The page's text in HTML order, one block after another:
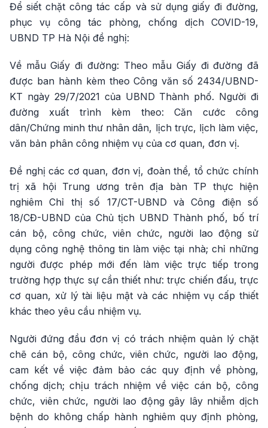
Để siết chặt công tác cấp và sử dụng giấy đi đường,
phục vụ công tác phòng, chống dịch COVID-19,
UBND TP Hà Nội đề nghị:
Về mẫu Giấy đi đường: Theo mẫu Giấy đi đường đã
được ban hành kèm theo Công văn số 2434/UBND-
KT ngày 29/7/2021 của UBND Thành phố. Người đi
đường xuất trình kèm theo: Căn cước công
dân/Chứng minh thư nhân dân, lịch trực, lịch làm việc,
văn bản phân công nhiệm vụ của cơ quan, đơn vị.
Đề nghị các cơ quan, đơn vị, đoàn thể, tổ chức chính
trị xã hội Trung ương trên địa bàn TP thực hiện
nghiêm Chỉ thị số 17/CT-UBND và Công điện số
18/CĐ-UBND của Chủ tịch UBND Thành phố, bố trí
cán bộ, công chức, viên chức, người lao động sử
dụng công nghệ thông tin làm việc tại nhà; chỉ những
người được phép mới đến làm việc trực tiếp trong
trường hợp thực sự cần thiết như: trực chiến đấu, trực
cơ quan, xử lý tài liệu mật và các nhiệm vụ cấp thiết
khác theo yêu cầu nhiệm vụ.
Người đứng đầu đơn vị có trách nhiệm quản lý chặt
chẽ cán bộ, công chức, viên chức, người lao động,
cam kết về việc đảm bảo các quy định về phòng,
chống dịch; chịu trách nhiệm về việc cán bộ, công
chức, viên chức, người lao động gây lây nhiễm dịch
bệnh do không chấp hành nghiêm quy định phòng,